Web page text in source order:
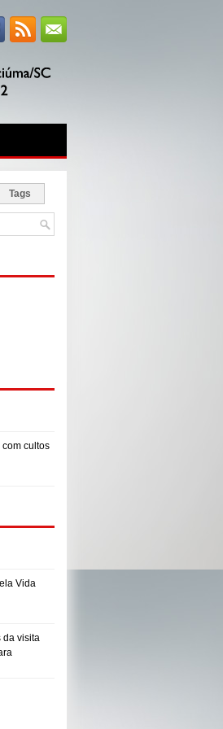
Tags
cultos
Vida
da visita